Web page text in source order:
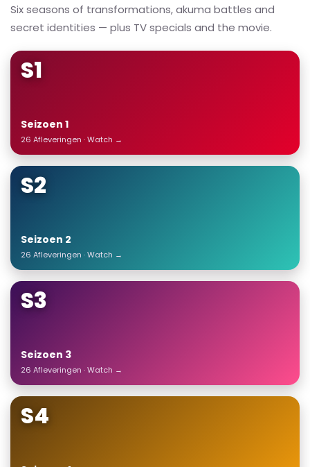
Six seasons of transformations, akuma battles and
secret identities — plus TV specials and the movie.
S1
Seizoen 1
26 Afleveringen · Watch →
S2
Seizoen 2
26 Afleveringen · Watch →
S3
Seizoen 3
26 Afleveringen · Watch →
S4